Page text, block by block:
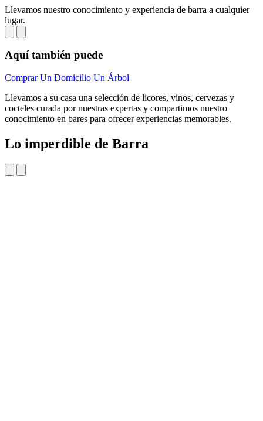
Llevamos nuestro conocimiento y experiencia de barra a cualquier
lugar.
Aquí también puede
Comprar Un Domicilio Un Árbol
Llevamos a su casa una selección de licores, vinos, cervezas y
cocteles curada por nuestras expertas y compartimos nuestro
conocimiento en bares para ofrecer experiencias memorables.
Lo imperdible de Barra